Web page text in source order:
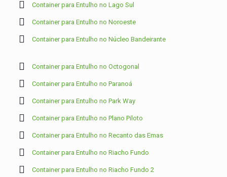
Container para Entulho no Lago Sul
Container para Entulho no Noroeste
Container para Entulho no Núcleo Bandeirante
Container para Entulho no Octogonal
Container para Entulho no Paranoá
Container para Entulho no Park Way
Container para Entulho no Plano Piloto
Container para Entulho no Recanto das Emas
Container para Entulho no Riacho Fundo
Container para Entulho no Riacho Fundo 2